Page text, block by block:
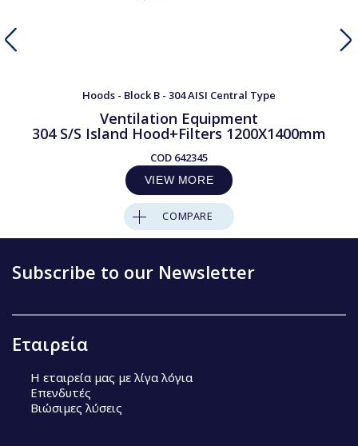
Hoods - Block B - 304 AISI Central Type
Ventilation Equipment
304 S/S Island Hood+Filters 1200X1400mm
COD 642345
VIEW MORE
COMPARE
Subscribe to our Newsletter
Εταιρεία
Η εταιρεία μας με λίγα λόγια
Επενδυτές
Βιώσιμες λύσεις